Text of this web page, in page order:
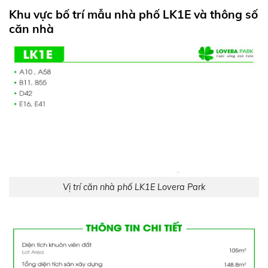
Khu vực bố trí mẫu nhà phố LK1E và thông số
căn nhà
Vị trí căn nhà phố LK1E Lovera Park